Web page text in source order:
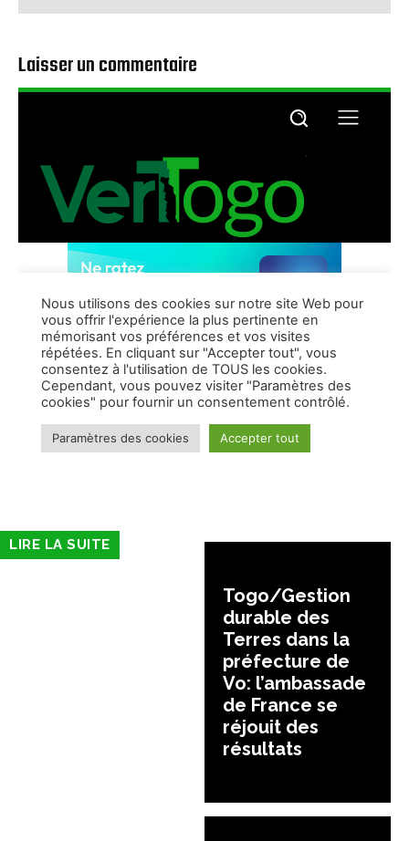
Laisser un commentaire
LIRE LA SUITE
Togo/Gestion
durable des
Terres dans la
préfecture de
Vo: l’ambassade
de France se
réjouit des
résultats